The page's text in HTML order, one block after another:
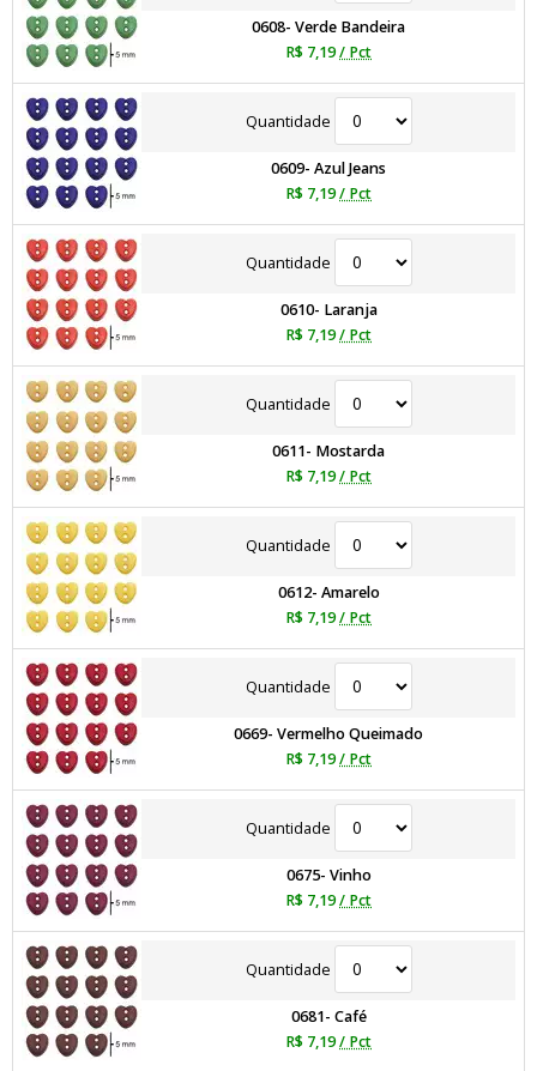
0608- Verde Bandeira
R$ 7,19/ Pct
Quantidade
0609- Azul Jeans
R$ 7,19/ Pct
Quantidade
0610- Laranja
R$ 7,19/ Pct
Quantidade
0611- Mostarda
R$ 7,19/ Pct
Quantidade
0612- Amarelo
R$ 7,19/ Pct
Quantidade
0669- Vermelho Queimado
R$ 7,19/ Pct
Quantidade
0675- Vinho
R$ 7,19/ Pct
Quantidade
0681- Café
R$ 7,19/ Pct